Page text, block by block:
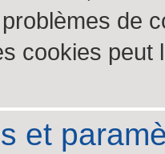
de
cookies peut
et